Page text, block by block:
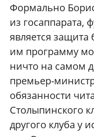
Формально
из госаппарата,
является
им программу
ничто на самом
премьер-
обязанности
Столыпинского
другого клуба у